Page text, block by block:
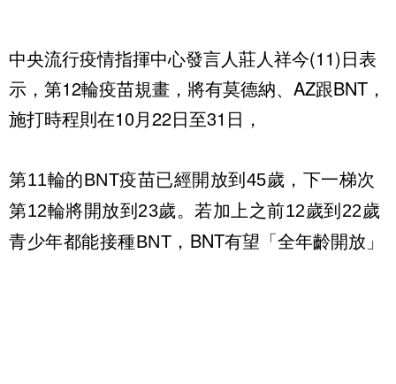
中央流行疫情指揮中心發言人莊人祥今(11)日表
示，第12輪疫苗規畫，將有莫德納、AZ跟BNT，
施打時程則在10月22日至31日，
第11輪的BNT疫苗已經開放到45歲，下一梯次
第12輪將開放到23歲。若加上之前12歲到22歲
青少年都能接種BNT， BNT有望「全年齡開放」